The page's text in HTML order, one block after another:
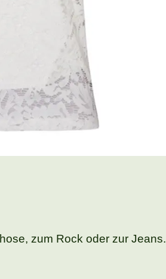
zum Rock oder zur Jeans.